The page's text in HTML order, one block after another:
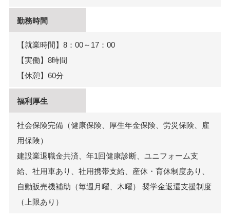
勤務時間
【就業時間】8：00～17：00
【実働】8時間
【休憩】60分
福利厚生
社会保険完備（健康保険、厚生年金保険、労災保険、雇
用保険）
建設業退職金共済、年1回健康診断、ユニフォーム支
給、社用車あり、社用携帯支給、産休・育休制度あり、
自動販売機補助（毎週月曜、木曜） 奨学金返還支援制度
（上限あり）